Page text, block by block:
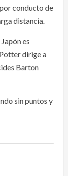
conducto de
distancia.
es
dirige a
Barton
sin puntos y